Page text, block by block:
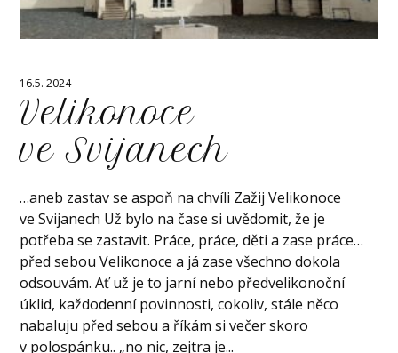
16.5. 2024
Velikonoce
ve Svijanech
…aneb zastav se aspoň na chvíli Zažij Velikonoce
ve Svijanech Už bylo na čase si uvědomit, že je
potřeba se zastavit. Práce, práce, děti a zase práce…
před sebou Velikonoce a já zase všechno dokola
odsouvám. Ať už je to jarní nebo předvelikonoční
úklid, každodenní povinnosti, cokoliv, stále něco
nabaluju před sebou a říkám si večer skoro
v polospánku.. „no nic, zejtra je...